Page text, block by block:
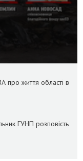
про життя області в
ГУНП розповість